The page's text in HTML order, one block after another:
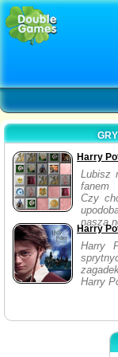
Harry
Lubisz
fanem
Czy
nasza
Harry
Harry
Harry